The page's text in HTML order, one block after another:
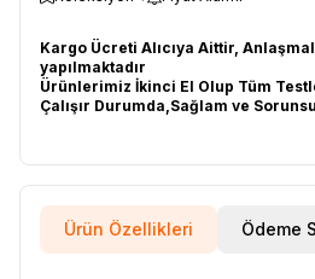
Kargo Ücreti Alıcıya Aittir,
yapılmaktadır
Ürünlerimiz İkinci El Olup Tüm
Çalışır Durumda,Sağlam ve
Ürün Özellikleri Ödeme